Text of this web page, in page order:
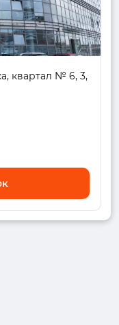
квартал № 6, 3,